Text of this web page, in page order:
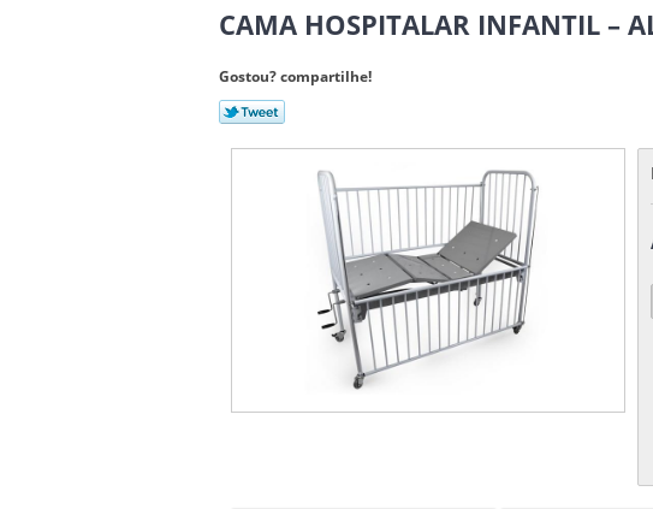
CAMA HOSPITALAR INFANTIL –
Gostou? compartilhe!